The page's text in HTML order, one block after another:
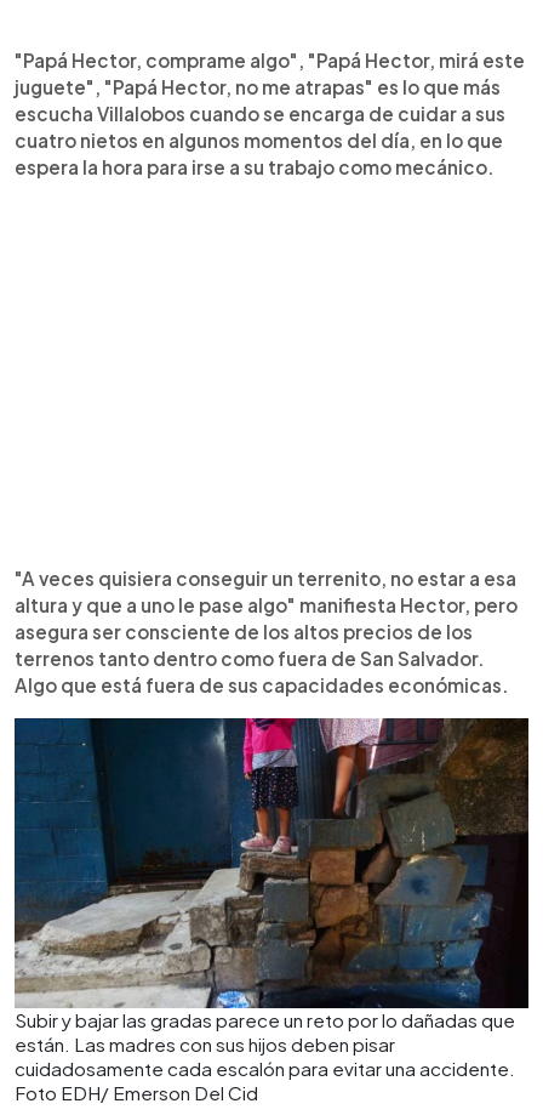
"Papá Hector, comprame algo", "Papá Hector, mirá este
juguete", "Papá Hector, no me atrapas" es lo que más
escucha Villalobos cuando se encarga de cuidar a sus
cuatro nietos en algunos momentos del día, en lo que
espera la hora para irse a su trabajo como mecánico.
"A veces quisiera conseguir un terrenito, no estar a esa
altura y que a uno le pase algo" manifiesta Hector, pero
asegura ser consciente de los altos precios de los
terrenos tanto dentro como fuera de San Salvador.
Algo que está fuera de sus capacidades económicas.
Subir y bajar las gradas parece un reto por lo dañadas que
están. Las madres con sus hijos deben pisar
cuidadosamente cada escalón para evitar una accidente.
Foto EDH/ Emerson Del Cid